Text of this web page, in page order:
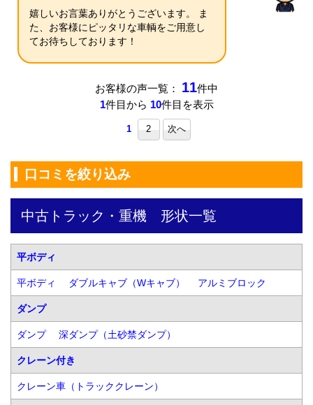
嬉しいお言葉ありがとうございます。 ま
た、お客様にピッタリな車輌をご用意し
てお待ちしております！
お客様の声一覧： 11件中
1件目から 10件目を表示
1 2 次へ
口コミを絞り込み
中古トラック・重機　形状一覧
平ボディ
平ボディ ダブルキャブ（Wキャブ） アルミブロック
ダンプ
ダンプ 深ダンプ（土砂禁ダンプ）
クレーン付き
クレーン車（トラッククレーン）